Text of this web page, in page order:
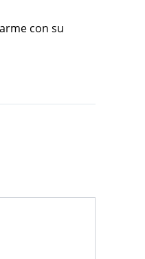
con su